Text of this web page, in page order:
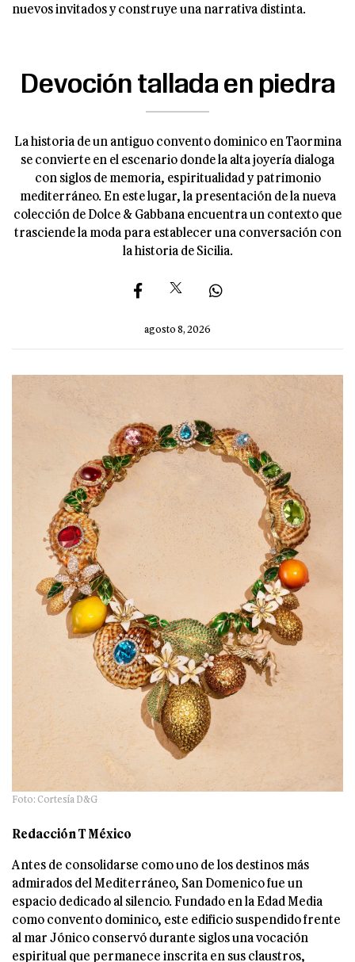
nuevos invitados y construye una narrativa distinta.
Devoción tallada en piedra
La historia de un antiguo convento dominico en Taormina
se convierte en el escenario donde la alta joyería dialoga
con siglos de memoria, espiritualidad y patrimonio
mediterráneo. En este lugar, la presentación de la nueva
colección de Dolce & Gabbana encuentra un contexto que
trasciende la moda para establecer una conversación con
la historia de Sicilia.
agosto 8, 2026
Foto: Cortesía D&G
Redacción T México
Antes de consolidarse como uno de los destinos más
admirados del Mediterráneo, San Domenico fue un
espacio dedicado al silencio. Fundado en la Edad Media
como convento dominico, este edificio suspendido frente
al mar Jónico conservó durante siglos una vocación
espiritual que permanece inscrita en sus claustros,